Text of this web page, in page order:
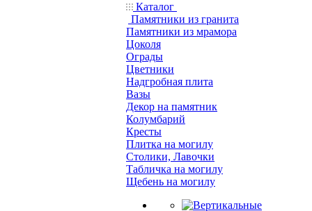
Каталог
Памятники из гранита
Памятники из мрамора
Цоколя
Ограды
Цветники
Надгробная плита
Вазы
Декор на памятник
Колумбарий
Кресты
Плитка на могилу
Столики, Лавочки
Табличка на могилу
Щебень на могилу